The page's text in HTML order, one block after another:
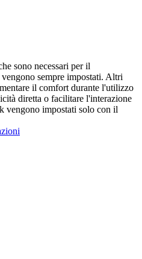
sono necessari per il
sempre impostati. Altri
il comfort durante l'utilizzo
diretta o facilitare l'interazione
vengono impostati solo con il